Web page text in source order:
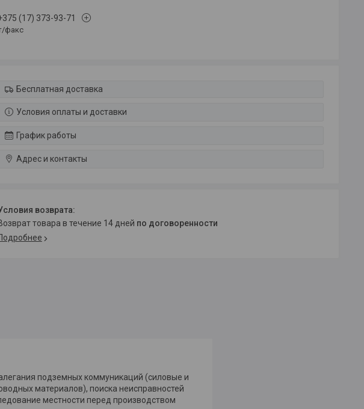
(17) 373-93-71
факс
Бесплатная доставка
Условия оплаты и доставки
График работы
Адрес и контакты
возврат товара в течение 14 дней по договоренности
подземных коммуникаций (силовые и
материалов), поиска неисправностей
местности перед производством